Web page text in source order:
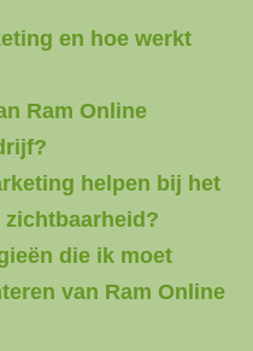
en hoe werkt
Ram Online
helpen bij het
die ik moet
van Ram Online